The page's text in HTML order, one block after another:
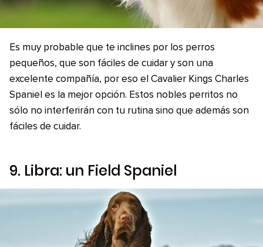
Es muy probable que te inclines por los perros
pequeños, que son fáciles de cuidar y son una
excelente compañía, por eso el Cavalier Kings Charles
Spaniel es la mejor opción. Estos nobles perritos no
sólo no interferirán con tu rutina sino que además son
fáciles de cuidar.
9. Libra: un Field Spaniel